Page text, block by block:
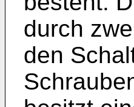
durch
den